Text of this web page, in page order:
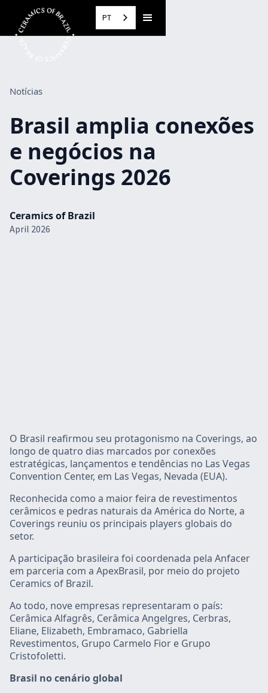
PT
Notícias
Brasil amplia conexões
e negócios na
Coverings 2026
Ceramics of Brazil
April 2026
O Brasil reafirmou seu protagonismo na Coverings, ao
longo de quatro dias marcados por conexões
estratégicas, lançamentos e tendências no Las Vegas
Convention Center, em Las Vegas, Nevada (EUA).
Reconhecida como a maior feira de revestimentos
cerâmicos e pedras naturais da América do Norte, a
Coverings reuniu os principais players globais do
setor.
A participação brasileira foi coordenada pela Anfacer
em parceria com a ApexBrasil, por meio do projeto
Ceramics of Brazil.
Ao todo, nove empresas representaram o país:
Cerâmica Alfagrês, Cerâmica Angelgres, Cerbras,
Eliane, Elizabeth, Embramaco, Gabriella
Revestimentos, Grupo Carmelo Fior e Grupo
Cristofoletti.
Brasil no cenário global